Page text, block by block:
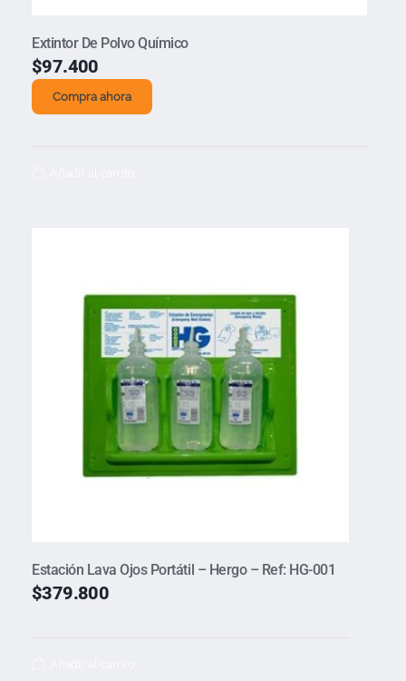
Extintor De Polvo Químico
$97.400
Compra ahora
Estación Lava Ojos Portátil – Hergo – Ref: HG-001
$379.800